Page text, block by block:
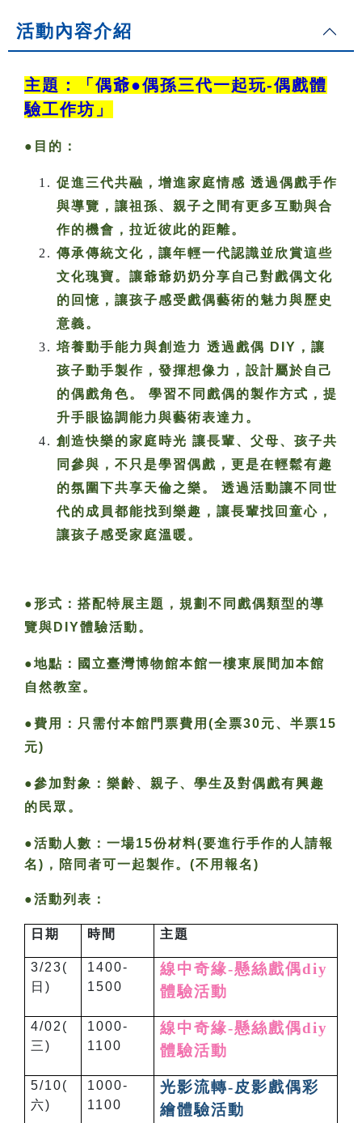
活動內容介紹
主題：「偶爺●偶孫三代一起玩-偶戲體
驗工作坊」
●目的：
促進三代共融，增進家庭情感 透過偶戲手作
與導覽，讓祖孫、親子之間有更多互動與合
作的機會，拉近彼此的距離。
傳承傳統文化，讓年輕一代認識並欣賞這些
文化瑰寶。讓爺爺奶奶分享自己對戲偶文化
的回憶，讓孩子感受戲偶藝術的魅力與歷史
意義。
培養動手能力與創造力 透過戲偶 DIY，讓
孩子動手製作，發揮想像力，設計屬於自己
的偶戲角色。 學習不同戲偶的製作方式，提
升手眼協調能力與藝術表達力。
創造快樂的家庭時光 讓長輩、父母、孩子共
同參與，不只是學習偶戲，更是在輕鬆有趣
的氛圍下共享天倫之樂。 透過活動讓不同世
代的成員都能找到樂趣，讓長輩找回童心，
讓孩子感受家庭溫暖。
●形式：搭配特展主題，規劃不同戲偶類型的導
覽與DIY體驗活動。
●地點：國立臺灣博物館本館一樓東展間加本館
自然教室。
●費用：只需付本館門票費用(全票30元、半票15
元)
●參加對象：樂齡、親子、學生及對偶戲有興趣
的民眾。
●活動人數： 一場15份材料(要進行手作的人請報
名)，陪同者可一起製作。(不用報名)
●活動列表：
日期 時間 主題
3/23(
日)
1400-
1500
線中奇緣-懸絲戲偶diy
體驗活動
4/02(
三)
1000-
1100
線中奇緣-懸絲戲偶diy
體驗活動
5/10(
六)
1000-
1100
光影流轉-皮影戲偶彩
繪體驗活動